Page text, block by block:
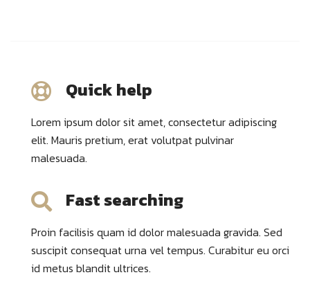
Quick help
Lorem ipsum dolor sit amet, consectetur adipiscing
elit. Mauris pretium, erat volutpat pulvinar
malesuada.
Fast searching
Proin facilisis quam id dolor malesuada gravida. Sed
suscipit consequat urna vel tempus. Curabitur eu orci
id metus blandit ultrices.